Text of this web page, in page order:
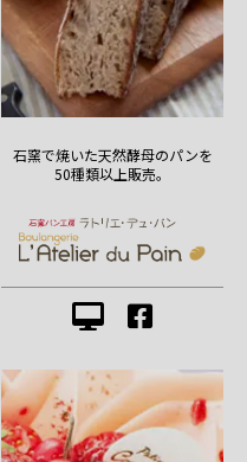
石窯で焼いた天然酵母のパンを
50種類以上販売。